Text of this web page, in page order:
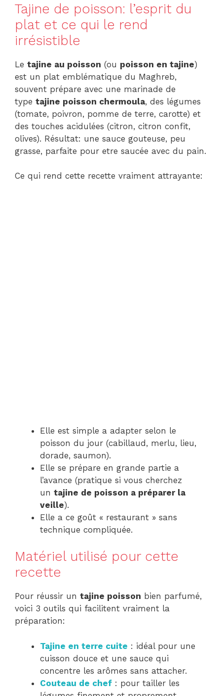
Tajine de poisson: l’esprit du
plat et ce qui le rend
irrésistible
Le tajine au poisson (ou poisson en tajine)
est un plat emblématique du Maghreb,
souvent prépare avec une marinade de
type tajine poisson chermoula, des légumes
(tomate, poivron, pomme de terre, carotte) et
des touches acidulées (citron, citron confit,
olives). Résultat: une sauce gouteuse, peu
grasse, parfaite pour etre saucée avec du pain.
Ce qui rend cette recette vraiment attrayante:
Elle est simple a adapter selon le
poisson du jour (cabillaud, merlu, lieu,
dorade, saumon).
Elle se prépare en grande partie a
l’avance (pratique si vous cherchez
un tajine de poisson a préparer la
veille).
Elle a ce goût « restaurant » sans
technique compliquée.
Matériel utilisé pour cette
recette
Pour réussir un tajine poisson bien parfumé,
voici 3 outils qui facilitent vraiment la
préparation:
Tajine en terre cuite : idéal pour une
cuisson douce et une sauce qui
concentre les arômes sans attacher.
Couteau de chef : pour tailler les